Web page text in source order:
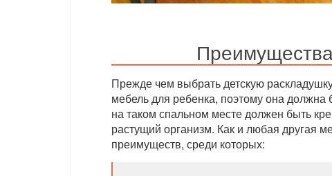
Прежде чем выбрать детскую
мебель для ребенка, поэтому она должна
на таком спальном месте должен быть
растущий организм. Как и любая другая
преимуществ, среди которых: